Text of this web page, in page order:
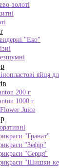
золоті
"Еко"
яйця
200 г
1000 г
Juice
"Гранат"
"Зефір"
"Серця"
"Шишки